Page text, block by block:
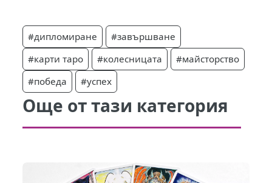
#дипломиране
#завършване
#карти таро
#колесницата
#майсторство
#победа
#успех
Още от тази категория